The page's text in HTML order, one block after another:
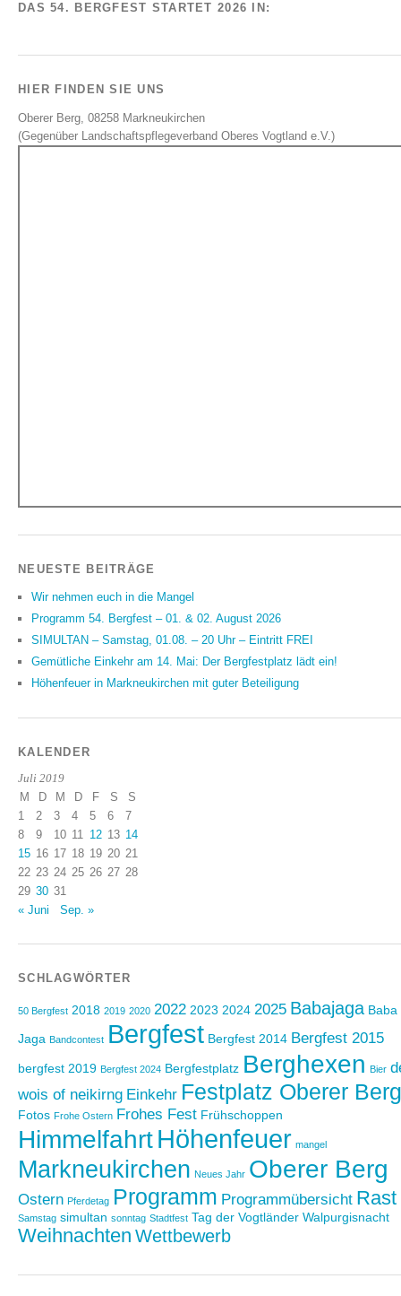
DAS 54. BERGFEST STARTET 2026 IN:
HIER FINDEN SIE UNS
Oberer Berg, 08258 Markneukirchen
(Gegenüber Landschaftspflegeverband Oberes Vogtland e.V.)
NEUESTE BEITRÄGE
Wir nehmen euch in die Mangel
Programm 54. Bergfest – 01. & 02. August 2026
SIMULTAN – Samstag, 01.08. – 20 Uhr – Eintritt FREI
Gemütliche Einkehr am 14. Mai: Der Bergfestplatz lädt ein!
Höhenfeuer in Markneukirchen mit guter Beteiligung
KALENDER
Juli 2019
M D M D F S
S
1
2 3 4 5 6
7
8
9 10 11 12 13 14
15 16 17 18 19 20 21
22 23 24 25 26 27 28
29 30 31
« Juni
Sep. »
SCHLAGWÖRTER
50 Bergfest 2018 2019 2020 2022 2023 2024 2025 Babajaga Baba
Jaga Bandcontest Bergfest Bergfest 2014 Bergfest 2015
bergfest 2019 Bergfest 2024 Bergfestplatz Berghexen Bier
wois of neikirng Einkehr Festplatz Oberer Berg
Fotos Frohe Ostern Frohes Fest Frühschoppen
HimmelfahrtHöhenfeuer mangel
Markneukirchen Neues Jahr Oberer Berg
Ostern Pferdetag Programm Programmübersicht Rast
Samstag simultan sonntag Stadtfest Tag der Vogtländer Walpurgisnacht
Weihnachten Wettbewerb